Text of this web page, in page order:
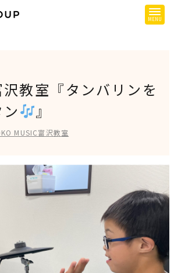
支援
児支援
空き状況はこちら
教室『タンバリンを
』
MUSIC富沢教室